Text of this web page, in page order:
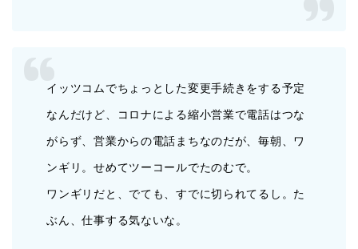
イッツコムでちょっとした変更手続きをする予定
なんだけど、コロナによる縮小営業で電話はつな
がらず、営業からの電話まちなのだが、毎朝、ワ
ンギリ。せめてツーコールでたのむで。
ワンギリだと、でても、すでに切られてるし。た
ぶん、仕事する気ないな。